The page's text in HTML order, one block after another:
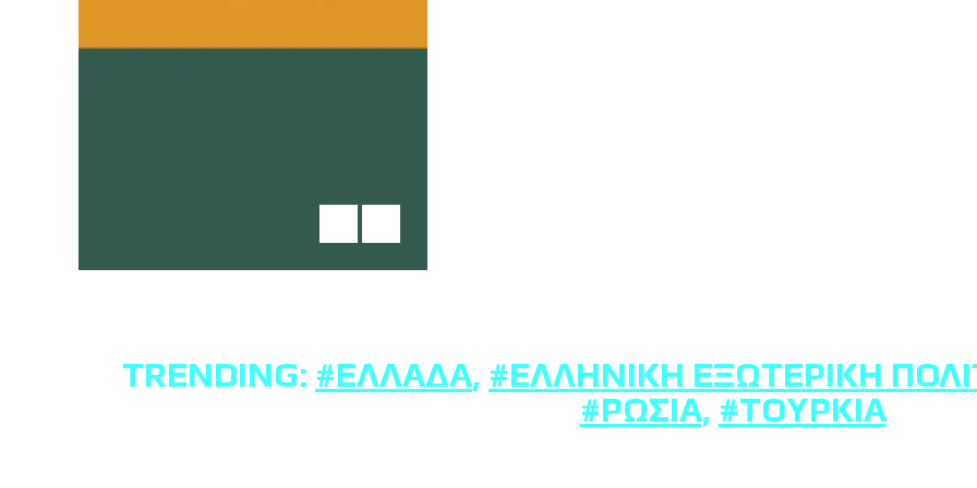
TRENDING: #ΕΛΛΆΔΑ, #ΕΛΛΗΝΙΚΉ ΕΞΩΤΕΡΙΚΉ
#ΡΩΣΊΑ, #ΤΟΥΡΚΊΑ